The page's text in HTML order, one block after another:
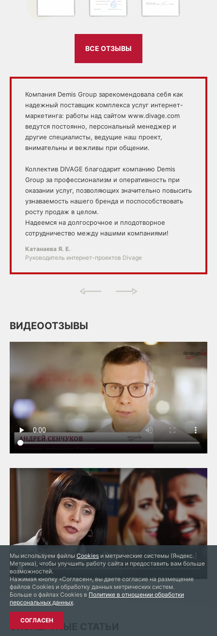
ВСЕ ОТЗЫВЫ
Компания Demis Group зарекомендовала себя как
надежный поставщик комплекса услуг интернет-
маркетинга: работы над сайтом www.divage.com
ведутся постоянно, персональный менеджер и
другие специалисты, ведущие наш проект,
внимательны и вежливы при общении.
Коллектив DIVAGE благодарит компанию Demis
Group за профессионализм и оперативность при
оказании услуг, позволяющих значительно повысить
узнаваемость нашего бренда и поспособствовать
росту продаж в целом.
Надеемся на долгосрочное и плодотворное
сотрудничество между нашими компаниями!
Катанаева Я. Е.
Руководитель интернет-проектов Divage
ВИДЕООТЗЫВЫ
ЭКСПЕРТНЫЕ СТАТЬИ
Мы используем файлы Cookies и метрические системы (Яндекс.
Метрика), чтобы улучшить работу сайта и предоставить вам больше
возможностей.
Нажимая кнопку «Согласен», вы даете согласие на размещение
файлов Cookies и обработку данных метрических систем.
Больше о файлах Cookies в Политике в отношении обработки
персональных данных.
СОГЛАСЕН